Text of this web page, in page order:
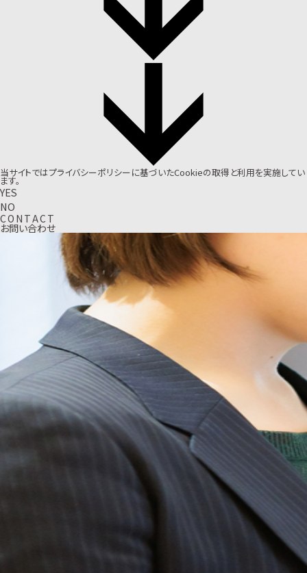
当サイトではプライバシーポリシーに基づいたCookieの取得と利用を実施してい
ます。
YES
NO
CO N TACT
お問い合わせ